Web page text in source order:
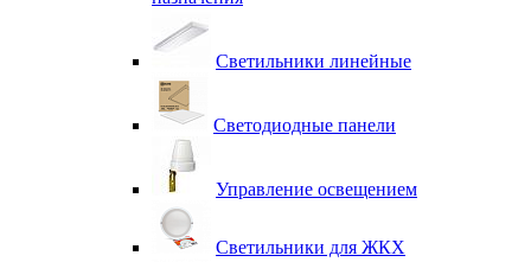
Светильники линейные
Светодиодные панели
Управление освещением
Светильники для ЖКХ